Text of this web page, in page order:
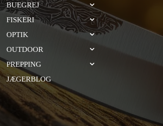
BUEGREJ
FISKERI
OPTIK
OUTDOOR
PREPPING
JÆGERBLOG